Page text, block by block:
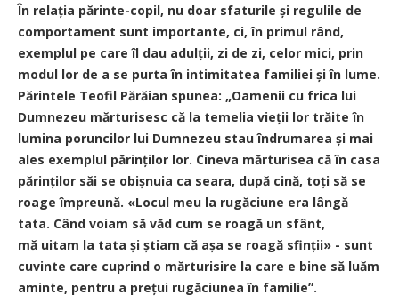
În relația părinte-copil, nu doar sfaturile și regulile de
comportament sunt importante, ci, în primul rând,
exemplul pe care îl dau adulții, zi de zi, celor mici, prin
modul lor de a se purta în intimitatea familiei și în lume.
Părintele Teofil Părăian spunea: „Oamenii cu frica lui
Dumnezeu mărturisesc că la temelia vieții lor trăite în
lumina poruncilor lui Dumnezeu stau îndrumarea și mai
ales exemplul părinților lor. Cineva mărturisea că în casa
părinților săi se obișnuia ca seara, după cină, toți să se
roage împreună. «Locul meu la rugăciune era lângă
tata. Când voiam să văd cum se roagă un sfânt,
mă uitam la tata și știam că așa se roagă sfinții» - sunt
cuvinte care cuprind o mărturisire la care e bine să luăm
aminte, pentru a pre­țui rugăciunea în familie”.